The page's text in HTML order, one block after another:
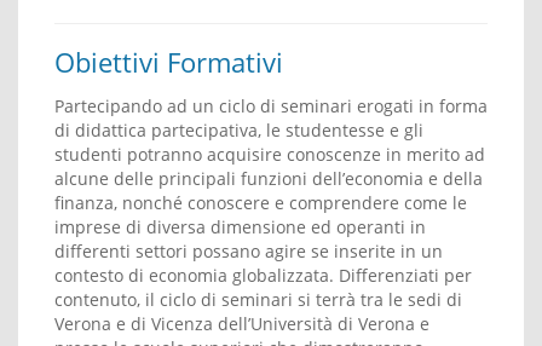
Obiettivi Formativi
Partecipando ad un ciclo di seminari erogati in forma
di didattica partecipativa, le studentesse e gli
studenti potranno acquisire conoscenze in merito ad
alcune delle principali funzioni dell’economia e della
finanza, nonché conoscere e comprendere come le
imprese di diversa dimensione ed operanti in
differenti settori possano agire se inserite in un
contesto di economia globalizzata. Differenziati per
contenuto, il ciclo di seminari si terrà tra le sedi di
Verona e di Vicenza dell’Università di Verona e